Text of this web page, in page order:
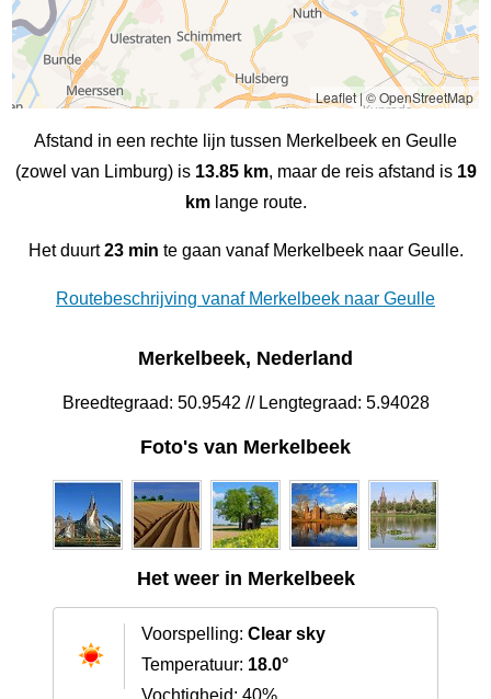
Leaflet|© OpenStreetMap
Afstand in een rechte lijn tussen Merkelbeek en Geulle
(zowel van Limburg) is 13.85 km, maar de reis afstand is 19
kmlange route.
Het duurt23 min te gaan vanaf Merkelbeek naar Geulle.
Routebeschrijving vanaf Merkelbeek naar Geulle
Merkelbeek, Nederland
Breedtegraad: 50.9542 // Lengtegraad: 5.94028
Foto's van Merkelbeek
Het weer in Merkelbeek
Voorspelling: Clear sky
Temperatuur: 18.0°